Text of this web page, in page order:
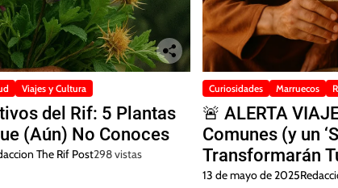
Viajes y Cultura
del Rif: 5 Plantas
(Aún) No Conoces
The Rif Post298 vistas
Curiosidades Marruecos
🚨 ALERTA
Comunes (y un
Transformarán
Siempre 🚨
13 de mayo de 2025